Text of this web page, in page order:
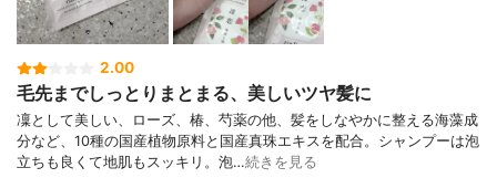
2.00
毛先までしっとりまとまる、美しいツヤ髪に
凜として美しい、ローズ、椿、芍薬の他、髪をしなやかに整える海藻成
分など、10種の国産植物原料と国産真珠エキスを配合。シャンプーは泡
立ちも良くて地肌もスッキリ。泡…続きを見る